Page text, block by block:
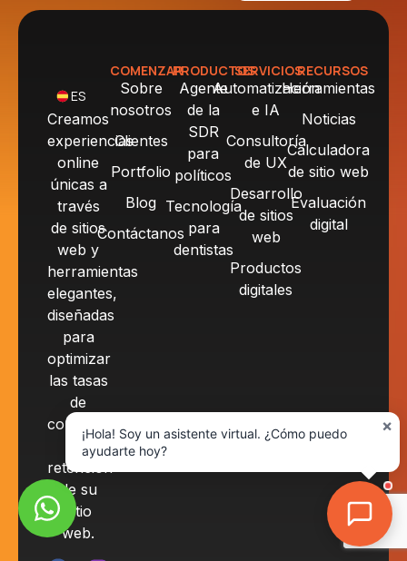
ES
Creamos
experiencias
online
únicas a
través
de sitios
web y
herramientas
elegantes,
diseñadas
para
optimizar
las tasas
de
conversión
retención
de su
sitio
web.
COMENZAR
Sobre
nosotros
Clientes
Portfolio
Blog
Contáctanos
PRODUCTOS
Agente
de la
SDR
para
políticos
Tecnología
para
dentistas
SERVICIOS
Automatización
e IA
Consultoría
de UX
Desarrollo
de sitios
web
Productos
digitales
RECURSOS
Herramientas
Noticias
Calculadora
de sitio web
Evaluación
digital
×
¡Hola! Soy un asistente virtual. ¿Cómo puedo
ayudarte hoy?